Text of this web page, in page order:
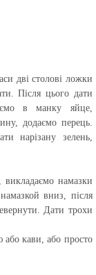
дві столові ложки
Після цього дати
в манку яйце,
додаємо перець.
нарізану зелень,
викладаємо намазки
вниз, після
Дати трохи
або кави, або просто